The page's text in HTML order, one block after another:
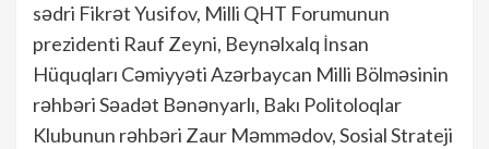
sədri Fikrət Yusifov, Milli QHT Forumunun
prezidenti Rauf Zeyni, Beynəlxalq İnsan
Hüquqları Cəmiyyəti Azərbaycan Milli Bölməsinin
rəhbəri Səadət Bənənyarlı, Bakı Politoloqlar
Klubunun rəhbəri Zaur Məmmədov, Sosial Strateji